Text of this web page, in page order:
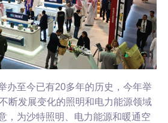
办至今已有20多年的历史，今年举
断发展变化的照明和电力能源领域
，为沙特照明、电力能源和暖通空